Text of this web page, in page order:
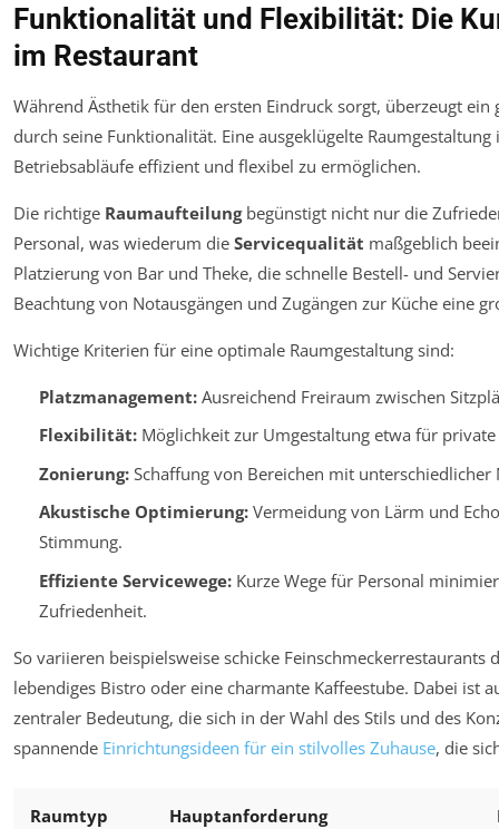
Funktionalität und Flexibilität: Die
im Restaurant
Während Ästhetik für den ersten Eindruck sorgt, überzeugt ein
durch seine Funktionalität. Eine ausgeklügelte
Betriebsabläufe effizient und flexibel zu ermöglichen.
Die richtige Raumaufteilungbegünstigt nicht nur die
Personal, was wiederum die Servicequalität maßgeblich
Platzierung von Bar und Theke, die schnelle Bestell- und
Beachtung von Notausgängen und Zugängen zur Küche eine
Wichtige Kriterien für eine optimale Raumgestaltung sind:
Platzmanagement:Ausreichend Freiraum zwischen
Flexibilität:Möglichkeit zur Umgestaltung etwa für
Zonierung:Schaffung von Bereichen mit unterschiedlicher
Akustische Optimierung:Vermeidung von Lärm und
Stimmung.
Effiziente Servicewege:Kurze Wege für Personal
Zufriedenheit.
So variieren beispielsweise schicke Feinschmeckerrestaurants
lebendiges Bistro oder eine charmante Kaffeestube. Dabei ist
zentraler Bedeutung, die sich in der Wahl des Stils und des
spannende Einrichtungsideen für ein stilvolles Zuhause, die
Raumtyp Hauptanforderung